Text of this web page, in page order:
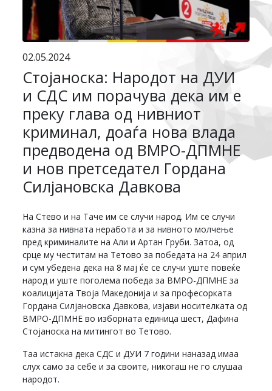
02.05.2024
Стојаноска: Народот на ДУИ
и СДС им порачува дека им е
преку глава од нивниот
криминал, доаѓа нова влада
предводена од ВМРО-ДПМНЕ
и нов претседател Гордана
Силјановска Давкова
На Стево и на Таче им се случи народ. Им се случи
казна за нивната неработа и за нивното молчење
пред криминалите на Али и Артан Груби. Затоа, од
срце му честитам на Тетово за победата на 24 април
и сум убедена дека на 8 мај ќе се случи уште повеќе
народ и уште поголема победа за ВМРО-ДПМНЕ за
коалицијата Твоја Македонија и за професорката
Гордана Силјановска Давкова, изјави носителката од
ВМРО-ДПМНЕ во изборната единица шест, Дафина
Стојаноска на митингот во Тетово.
Таа истакна дека СДС и ДУИ 7 години наназад имаа
слух само за себе и за своите, никогаш не го слушаа
народот.